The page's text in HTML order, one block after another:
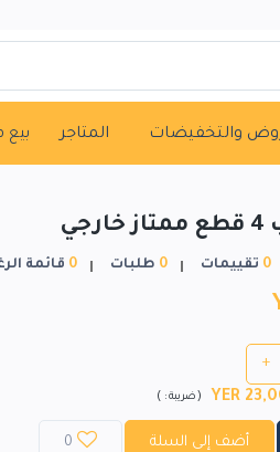
والتخفيضات المتاجر بيع
0 تقييمات 0 طلبات 0 قائمة
+
23,000
(ضريبة : )
أضف إلى السلة 0